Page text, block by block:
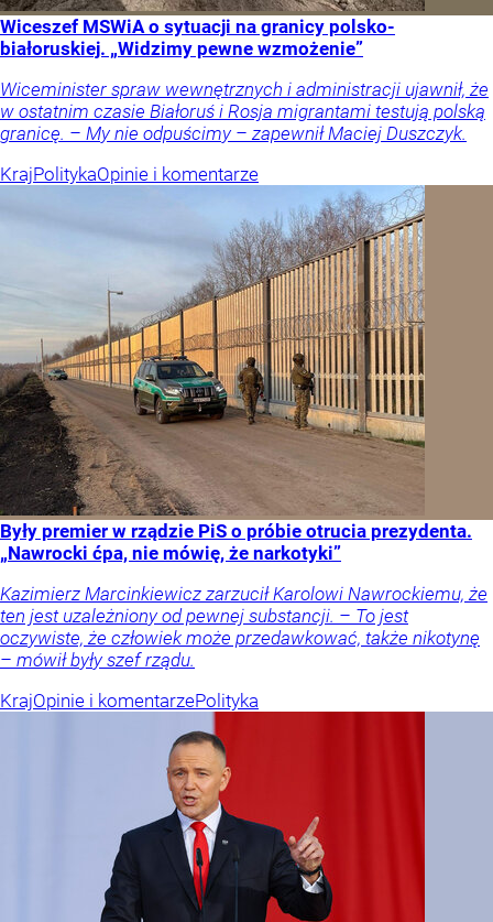
Wiceszef MSWiA o sytuacji na granicy polsko-
białoruskiej. „Widzimy pewne wzmożenie”
Wiceminister spraw wewnętrznych i administracji ujawnił, że
w ostatnim czasie Białoruś i Rosja migrantami testują polską
granicę. – My nie odpuścimy – zapewnił Maciej Duszczyk.
KrajPolitykaOpinie i komentarze
Były premier w rządzie PiS o próbie otrucia prezydenta.
„Nawrocki ćpa, nie mówię, że narkotyki”
Kazimierz Marcinkiewicz zarzucił Karolowi Nawrockiemu, że
ten jest uzależniony od pewnej substancji. – To jest
oczywiste, że człowiek może przedawkować, także nikotynę
– mówił były szef rządu.
KrajOpinie i komentarzePolityka